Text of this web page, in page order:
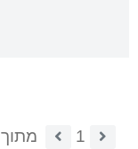
1 מתוך 1.